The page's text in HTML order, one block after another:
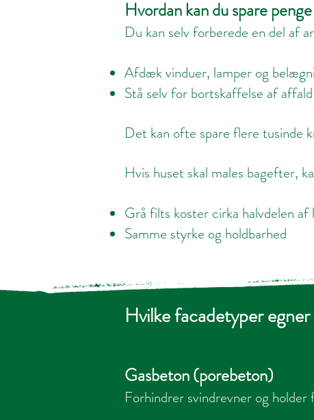
Hvordan kan du spare
Du kan selv forberede en del af
Afdæk vinduer, lamper og
Stå selv for bortskaffelse af affald
Det kan ofte spare flere tusinde
Hvis huset skal males bagefter,
Grå filts koster cirka halvdelen af
Samme styrke og holdbarhed
Hvilke facadetyper
Gasbeton (porebeton)
Forhindrer svindrevner og holder